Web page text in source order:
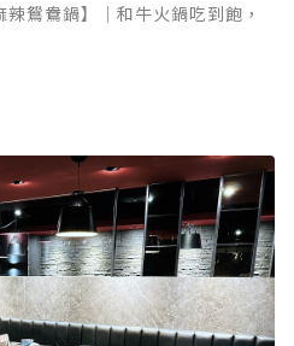
鴛鴦鍋】｜和牛火鍋吃到飽，